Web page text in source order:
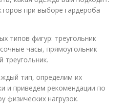
при выборе гардероба
типов фигур: треугольник
часы, прямоугольник
треугольник.
тип, определим их
и приведём рекомендации по
нагрузок.